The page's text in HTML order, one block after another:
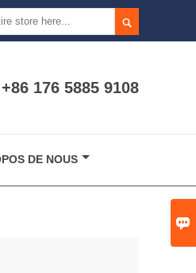


176 5885 9108
DE NOUS